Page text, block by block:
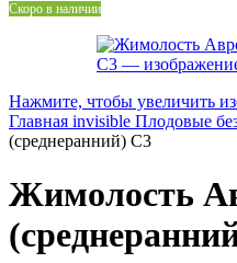
Скоро в наличии
Нажмите, чтобы увеличить
Главная invisible Плодовые
(среднеранний) С3
Жимолость